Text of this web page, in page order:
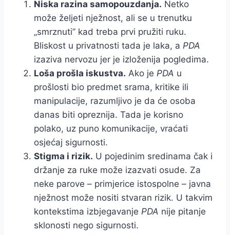
Niska razina samopouzdanja. Netko
može željeti nježnost, ali se u trenutku
„smrznuti” kad treba prvi pružiti ruku.
Bliskost u privatnosti tada je laka, a PDA
izaziva nervozu jer je izloženija pogledima.
Loša prošla iskustva. Ako je PDA u
prošlosti bio predmet srama, kritike ili
manipulacije, razumljivo je da će osoba
danas biti opreznija. Tada je korisno
polako, uz puno komunikacije, vraćati
osjećaj sigurnosti.
Stigma i rizik. U pojedinim sredinama čak i
držanje za ruke može izazvati osude. Za
neke parove – primjerice istospolne – javna
nježnost može nositi stvaran rizik. U takvim
kontekstima izbjegavanje PDA nije pitanje
sklonosti nego sigurnosti.